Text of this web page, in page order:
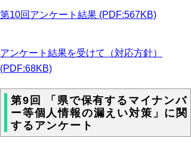
第10回アンケート結果 (PDF:567KB)
アンケート結果を受けて（対応方針）
(PDF:68KB)
第9回 「県で保有するマイナンバ
ー等個人情報の漏えい対策」に関
するアンケート